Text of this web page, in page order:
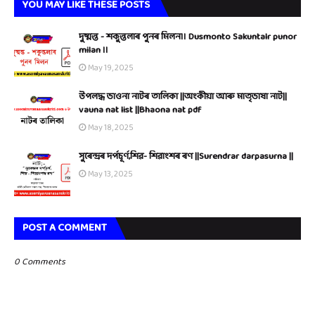
YOU MAY LIKE THESE POSTS
দুষ্মন্ত - শকুন্তলাৰ পুনৰ মিলন।। Dusmonto Sakuntalr punor
milan ।।
May 19, 2025
উপলদ্ধ ভাওনা নাটৰ তালিকা ||অংকীয়া আৰু মাতৃভাষা নাট||
vauna nat list ||Bhaona nat pdf
May 18, 2025
সুৰেন্দ্ৰৰ দৰ্পচূৰ্ণ,শিৱ- শিৱাংশৰ ৰণ ||Surendrar darpasurna ||
May 13, 2025
POST A COMMENT
0 Comments